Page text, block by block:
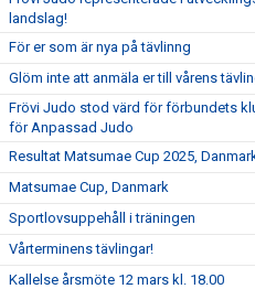
landslag!
För er som är nya på tävlinng
Glöm inte att anmäla er till vårens
Frövi Judo stod värd för förbundets
för Anpassad Judo
Resultat Matsumae Cup 2025,
Matsumae Cup, Danmark
Sportlovsuppehåll i träningen
Vårterminens tävlingar!
Kallelse årsmöte 12 mars kl. 18.00